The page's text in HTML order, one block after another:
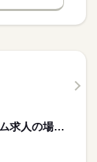
200,000円〜400,000円 ※フルタイム求人の場合は月額（換算額）、パート求人の場合は時間額を表示しています。